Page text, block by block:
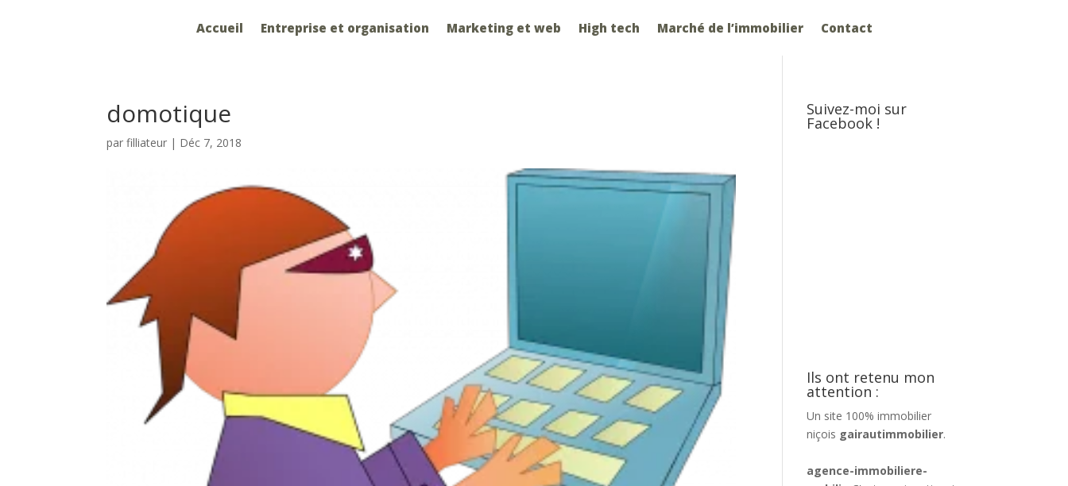
Accueil Entreprise et organisation Marketing et web High tech Marché de l’immobilier Contact
domotique
parfilliateur | Déc 7, 2018
Suivez-moi sur
Facebook !
Ils ont retenu mon
attention :
Un site 100% immobilier
niçois gairautimmobilier.
agence-immobiliere-